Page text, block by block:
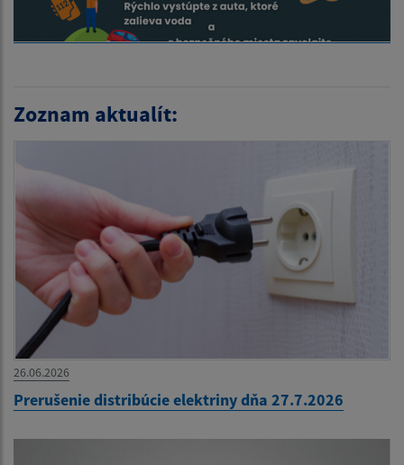
Zoznam aktualít:
26.06.2026
Prerušenie distribúcie elektriny dňa 27.7.2026